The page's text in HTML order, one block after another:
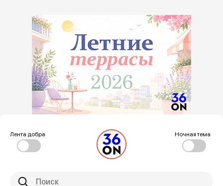
Лента добра Ночная тема